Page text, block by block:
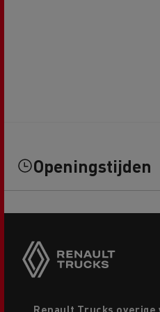
Openingstijden
Renault Trucks overige